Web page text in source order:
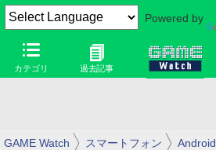
Powered by
カテゴリ 過去記事
GAME Watch スマートフォン Android